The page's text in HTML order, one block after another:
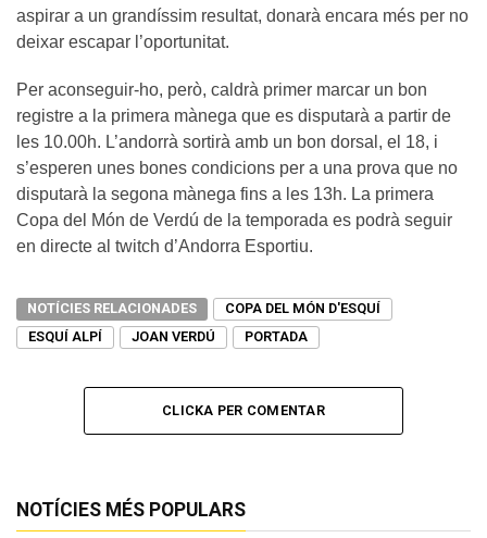
aspirar a un grandíssim resultat, donarà encara més per no
deixar escapar l’oportunitat.
Per aconseguir-ho, però, caldrà primer marcar un bon
registre a la primera mànega que es disputarà a partir de
les 10.00h. L’andorrà sortirà amb un bon dorsal, el 18, i
s’esperen unes bones condicions per a una prova que no
disputarà la segona mànega fins a les 13h. La primera
Copa del Món de Verdú de la temporada es podrà seguir
en directe al twitch d’Andorra Esportiu.
NOTÍCIES RELACIONADES
COPA DEL MÓN D'ESQUÍ
ESQUÍ ALPÍ
JOAN VERDÚ PORTADA
CLICKA PER COMENTAR
NOTÍCIES MÉS POPULARS